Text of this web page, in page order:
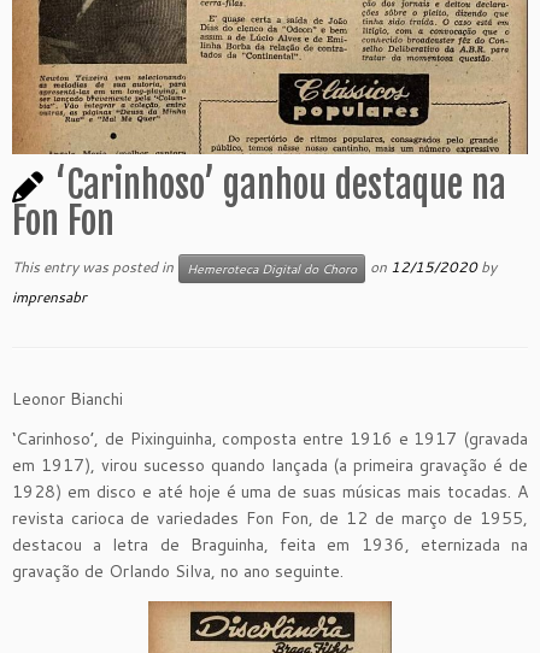
‘Carinhoso’ ganhou destaque na
Fon Fon
This entry was posted in Hemeroteca Digital do Choro on 12/15/2020 by
imprensabr
Leonor Bianchi
‘Carinhoso’, de Pixinguinha, composta entre 1916 e 1917 (gravada
em 1917), virou sucesso quando lançada (a primeira gravação é de
1928) em disco e até hoje é uma de suas músicas mais tocadas. A
revista carioca de variedades Fon Fon, de 12 de março de 1955,
destacou a letra de Braguinha, feita em 1936, eternizada na
gravação de Orlando Silva, no ano seguinte.